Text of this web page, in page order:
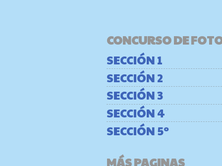
CONCURSO DE
SECCIÓN 1
SECCIÓN 2
SECCIÓN 3
SECCIÓN 4
SECCIÓN 5º
MÁS PAGINAS